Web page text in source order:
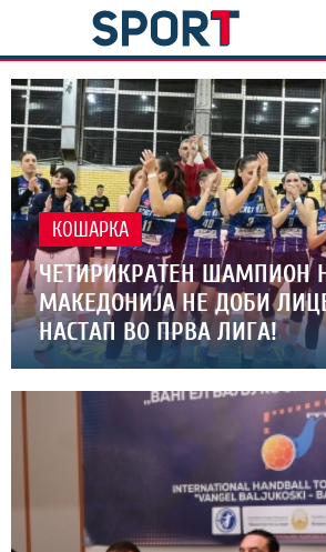
КОШАРКА
ЧЕТИРИКРАТЕН ШАМПИОН
МАКЕДОНИЈА НЕ ДОБИ
НАСТАП ВО ПРВА ЛИГА!